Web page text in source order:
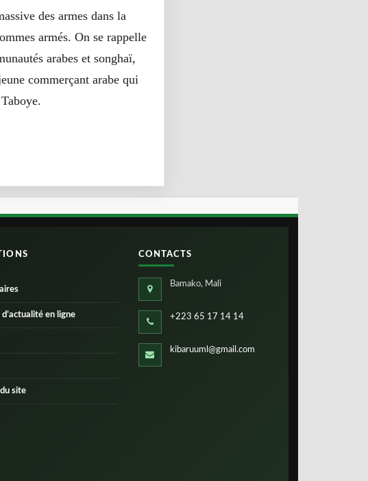
des armes dans la
armés. On se rappelle
arabes et songhaï,
commerçant arabe qui
en ligne
site
CONTACTS
Bamako, Mali
+223 65 17 14 14
kibaruuml@gmail.com